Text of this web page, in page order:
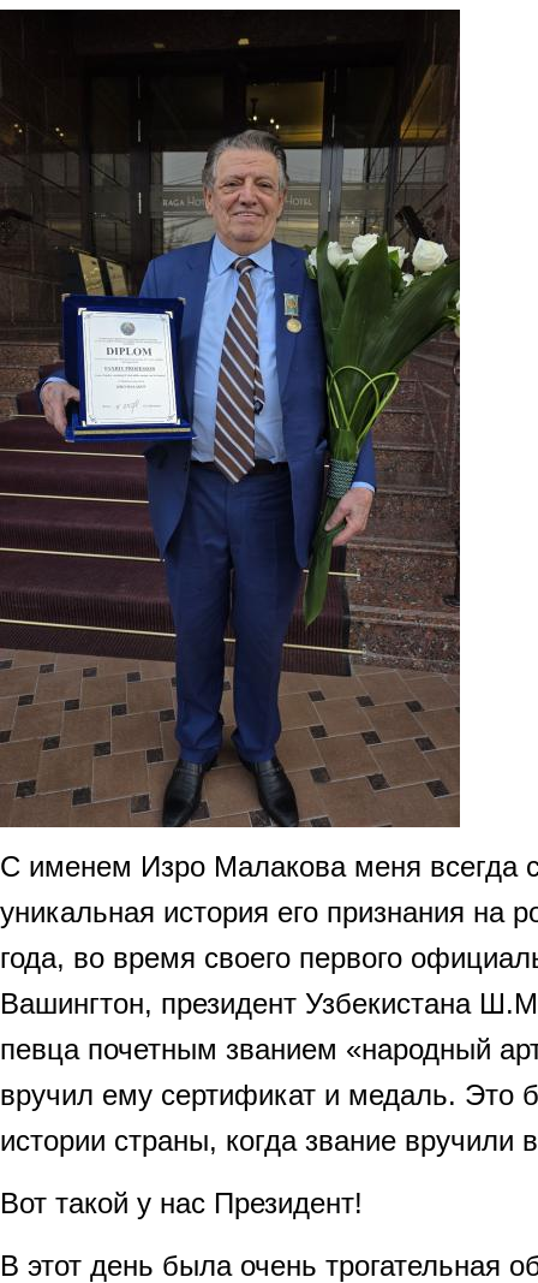
С именем Изро Малакова меня всегда
уникальная история его признания на
года, во время своего первого
Вашингтон, президент Узбекистана
певца почетным званием «народный
вручил ему сертификат и медаль. Это
истории страны, когда звание вручили
Вот такой у нас Президент!
В этот день была очень трогательная